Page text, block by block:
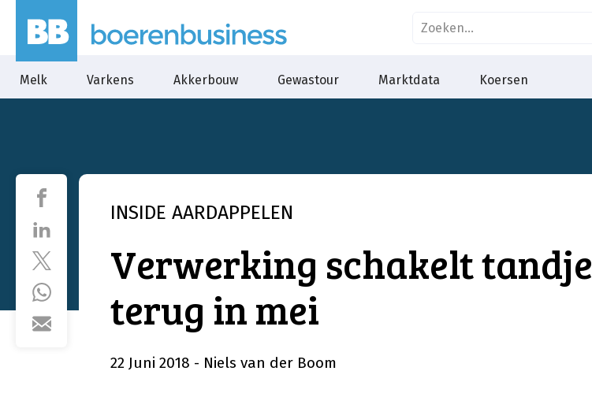
Melk Varkens Akkerbouw Gewastour Marktdata Koersen
INSIDE AARDAPPELEN
Verwerking schakelt tandje
terug in mei
22 Juni 2018 - Niels van der Boom